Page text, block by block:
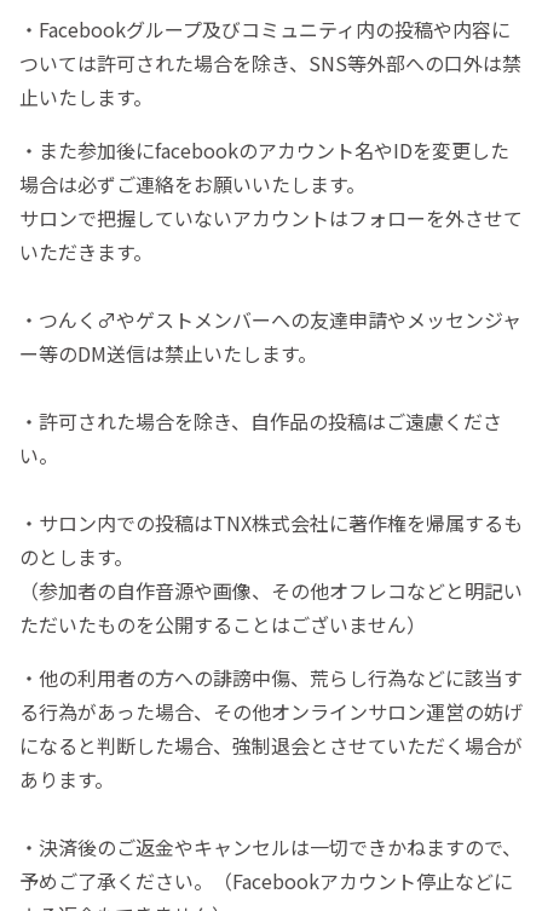
・Facebookグループ及びコミュニティ内の投稿や内容に
ついては許可された場合を除き、SNS等外部への口外は禁
止いたします。
・また参加後にfacebookのアカウント名やIDを変更した
場合は必ずご連絡をお願いいたします。
サロンで把握していないアカウントはフォローを外させて
いただきます。
・つんく♂やゲストメンバーへの友達申請やメッセンジャ
ー等のDM送信は禁止いたします。
・許可された場合を除き、自作品の投稿はご遠慮くださ
い。
・サロン内での投稿はTNX株式会社に著作権を帰属するも
のとします。
（参加者の自作音源や画像、その他オフレコなどと明記い
ただいたものを公開することはございません）
・他の利用者の方への誹謗中傷、荒らし行為などに該当す
る行為があった場合、その他オンラインサロン運営の妨げ
になると判断した場合、強制退会とさせていただく場合が
あります。
・決済後のご返金やキャンセルは一切できかねますので、
予めご了承ください。（Facebookアカウント停止などに